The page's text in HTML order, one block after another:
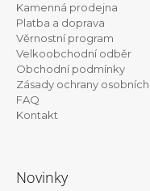
Kamenná prodejna
Platba a doprava
Věrnostní program
Velkoobchodní odběr
Obchodní podmínky
Zásady ochrany
FAQ
Kontakt
Novinky